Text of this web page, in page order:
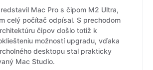
Mac Pro s čipom M2 Ultra,
celý počítač odpísal. S prechodom
čipov došlo totiž k
možností upgradu, vďaka
desktopu stal prakticky
Mac Studio.